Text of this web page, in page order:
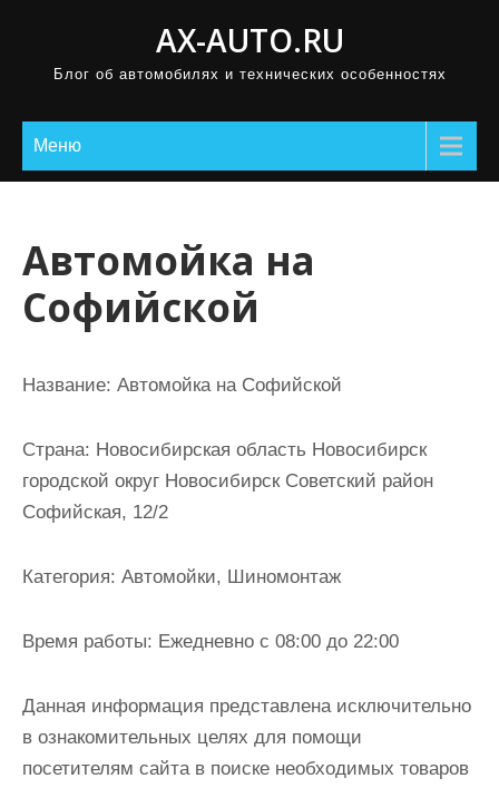
AX-AUTO.RU
Блог об автомобилях и технических особенностях
Меню
Автомойка на
Софийской
Название: Автомойка на Софийской
Страна: Новосибирская область Новосибирск
городской округ Новосибирск Советский район
Софийская, 12/2
Категория: Автомойки, Шиномонтаж
Время работы: Ежедневно с 08:00 до 22:00
Данная информация представлена исключительно
в ознакомительных целях для помощи
посетителям сайта в поиске необходимых товаров